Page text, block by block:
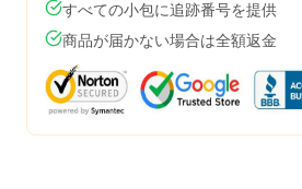
すべての小包に追跡番号を提供
商品が届かない場合は全額返金